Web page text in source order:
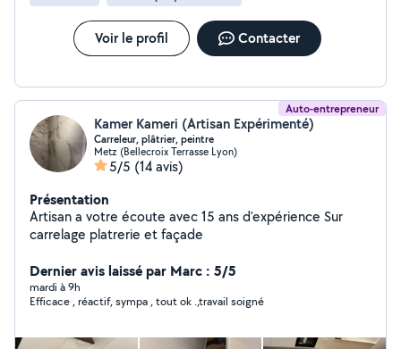
Voir le profil Contacter
Auto-entrepreneur
Kamer Kameri (Artisan Expérimenté)
Carreleur, plâtrier, peintre
Metz (Bellecroix Terrasse Lyon)
5/5 (14 avis)
Présentation
Artisan a votre écoute avec 15 ans d'expérience Sur
carrelage platrerie et façade
Dernier avis laissé par Marc : 5/5
mardi à 9h
Efficace , réactif, sympa , tout ok .,travail soigné